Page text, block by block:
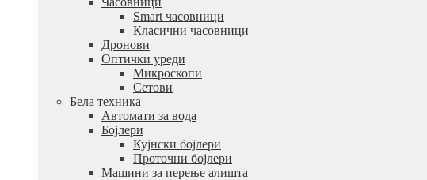
Smart часовници
Класични часовници
Дронови
Оптички уреди
Микроскопи
Сетови
Бела техника
Автомати за вода
Бојлери
Кујнски бојлери
Проточни бојлери
Машини за перење алишта